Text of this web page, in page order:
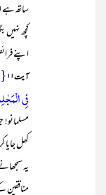
ساتھ ہے
کچھ
اپنے
آیت۱ ۱
فِی
کھل جایا
یہ